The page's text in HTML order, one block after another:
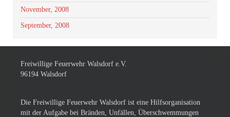
November, 2008
September, 2008
Freiwillige Feuerwehr Walsdorf e.V.
96194 Walsdorf
Die Freiwillige Feuerwehr Walsdorf ist eine Hilfsorganisation
mit der Aufgabe bei Bränden, Unfällen, Überschwemmungen